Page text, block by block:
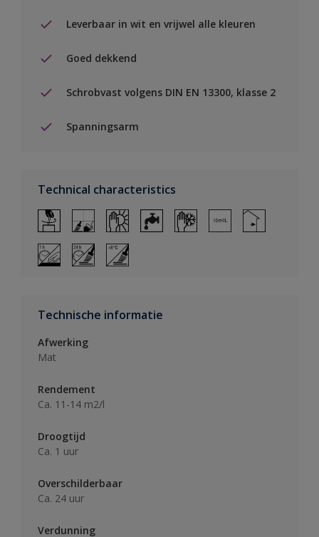
Leverbaar in wit en vrijwel alle kleuren
Goed dekkend
Schrobvast volgens DIN EN 13300, klasse 2
Spanningsarm
Technical characteristics
Technische informatie
Afwerking
Mat
Rendement
Ca. 11-14 m2/l
Droogtijd
Ca. 1 uur
Overschilderbaar
Ca. 24 uur
Verdunning